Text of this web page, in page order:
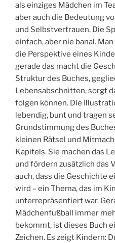
als einziges Mädchen im
aber auch die Bedeutung
und Selbstvertrauen. Die
einfach, aber nie banal.
die Perspektive eines
gerade das macht die
Struktur des Buches,
Lebensabschnitten, sorgt
folgen können. Die
lebendig, bunt und tragen
Grundstimmung des
kleinen Rätsel und
Kapitels. Sie machen das
und fördern zusätzlich das
auch, dass die Geschichte
wird – ein Thema, das im
unterrepräsentiert war.
Mädchenfußball immer
bekommt, ist dieses Buch
Zeichen. Es zeigt Kindern: